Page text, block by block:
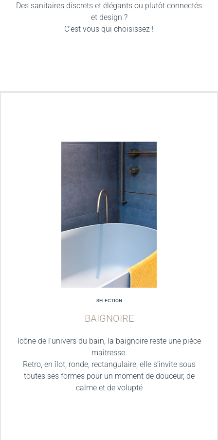
Des sanitaires discrets et élégants ou plutôt connectés
et design ?
C’est vous qui choisissez !
SELECTION
BAIGNOIRE
Icône de l’univers du bain, la baignoire reste une pièce
maitresse.
Retro, en îlot, ronde, rectangulaire, elle s’invite sous
toutes ses formes pour un moment de douceur, de
calme et de volupté